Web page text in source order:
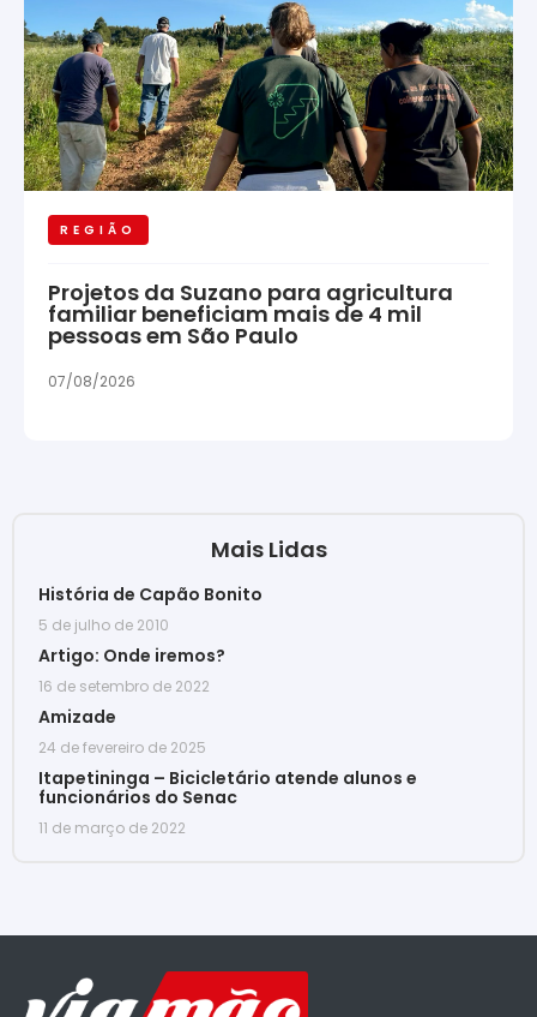
REGIÃO
Projetos da Suzano para agricultura
familiar beneficiam mais de 4 mil
pessoas em São Paulo
07/08/2026
Mais Lidas
História de Capão Bonito
5 de julho de 2010
Artigo: Onde iremos?
16 de setembro de 2022
Amizade
24 de fevereiro de 2025
Itapetininga – Bicicletário atende alunos e
funcionários do Senac
11 de março de 2022